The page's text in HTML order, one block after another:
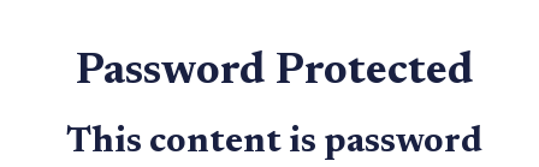
Password Protected
This content is password